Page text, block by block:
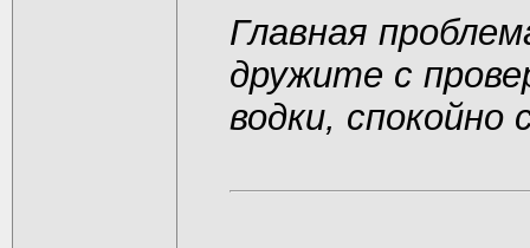
Главная
дружите с
водки, спокойно